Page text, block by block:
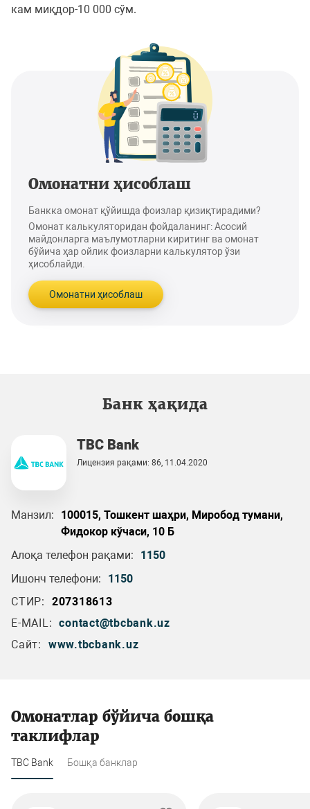
кам миқдор-10 000 сўм.
Омонатни ҳисоблаш
Банкка омонат қўйишда фоизлар қизиқтирадими?
Омонат калькуляторидан фойдаланинг: Асосий
майдонларга маълумотларни киритинг ва омонат
бўйича ҳар ойлик фоизларни калькулятор ўзи
ҳисоблайди.
Омонатни ҳисоблаш
Банк ҳақида
TBC Bank
Лицензия рақами: 86, 11.04.2020
Манзил:
100015, Тошкент шаҳри, Миробод тумани,
Фидокор кўчаси, 10 Б
Алоқа телефон рақами:
1150
Ишонч телефони:
1150
СТИР:
207318613
E-MAIL: contact@tbcbank.uz
Сайт:
www.tbcbank.uz
Омонатлар бўйича бошқа
таклифлар
TBC Bank Бошқа банклар